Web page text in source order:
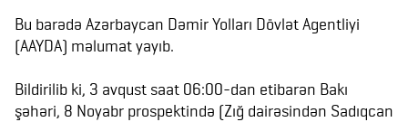
Bu barədə Azərbaycan Dəmir Yolları Dövlət Agentliyi
(AAYDA) məlumat yayıb.
Bildirilib ki, 3 avqust saat 06:00-dan etibarən Bakı
şəhəri, 8 Noyabr prospektində (Zığ dairəsindən Sadıqcan